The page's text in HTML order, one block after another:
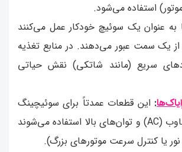
استفاده می‌شود.
به عنوان یک سوئیچ خودکار عمل می‌کنند
یک سمت عبور می‌دهند. در منابع تغذیه
سریع (مانند شاتکی) نقش حیاتی
: این قطعات عمدتاً برای سوئیچینگ
در جریان‌های متناوب (AC) و توان‌های بالا استفاده می‌شوند
یا کنترل سرعت موتورهای بزرگ).